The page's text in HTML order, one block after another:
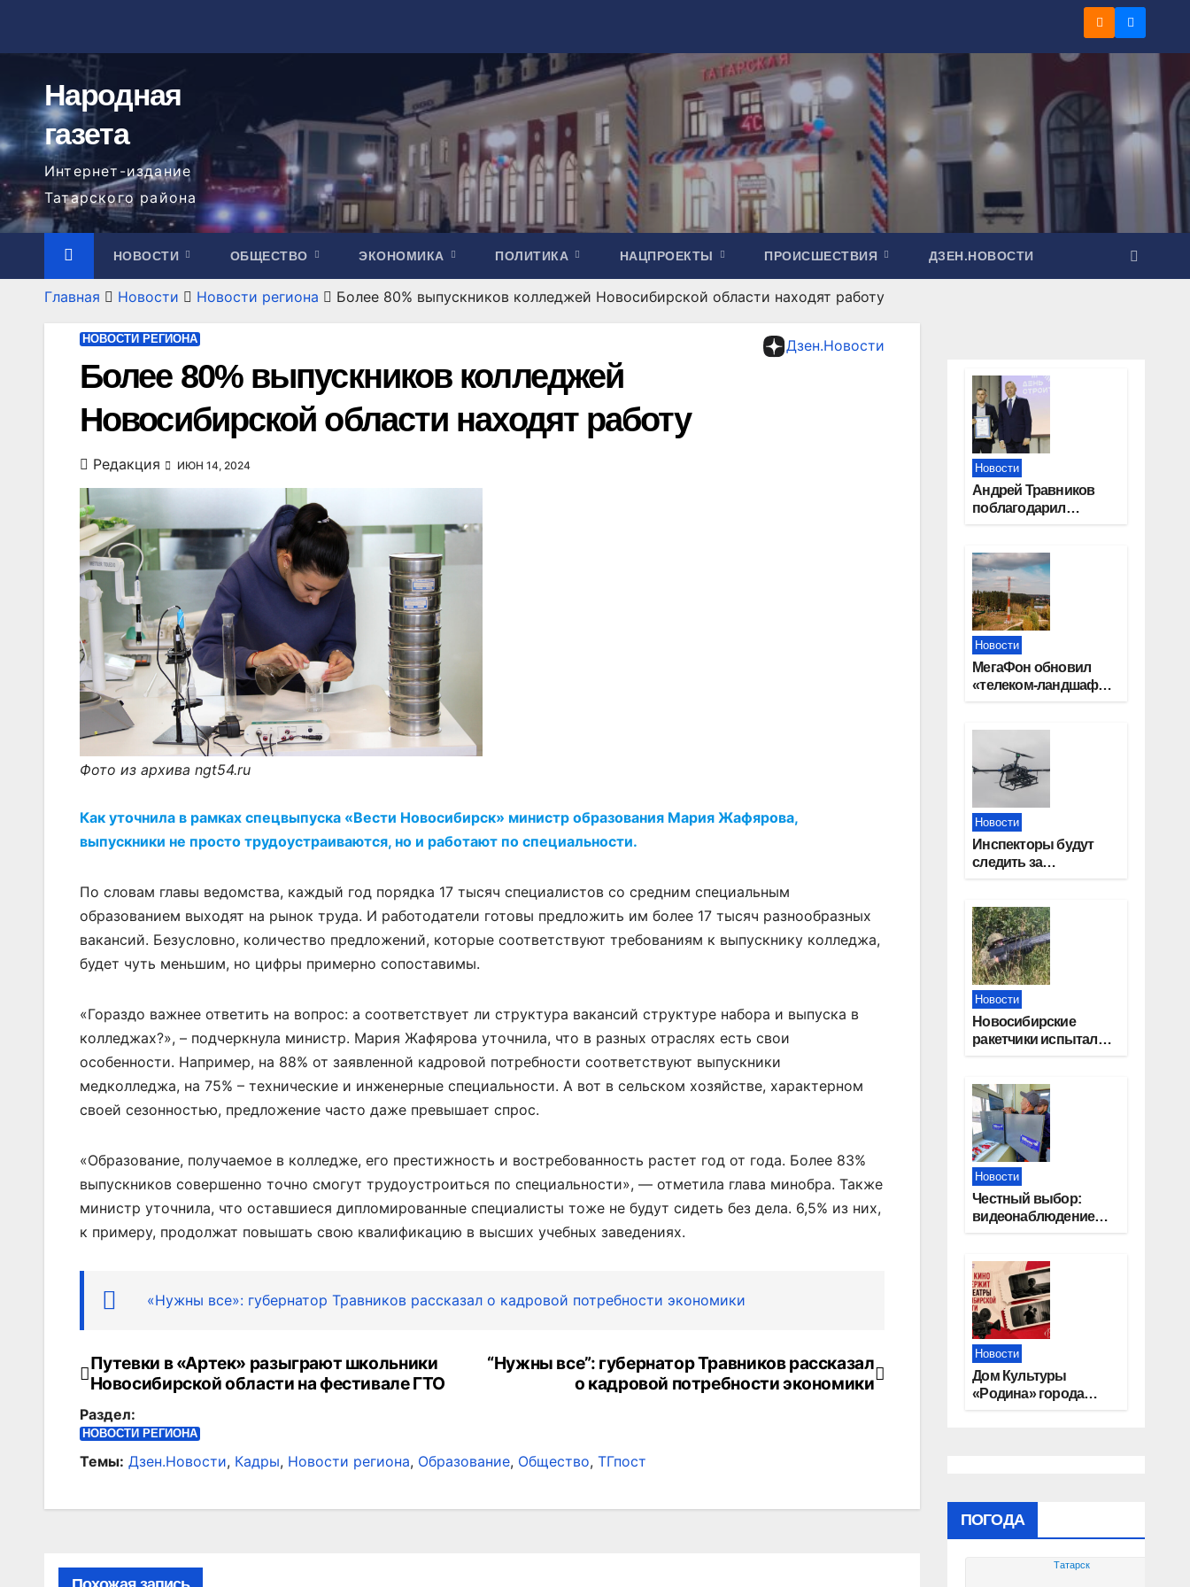
содержимому
Народная
газета
Интернет-издание
Татарского района
НОВОСТИ ОБЩЕСТВО ЭКОНОМИКА ПОЛИТИКА НАЦПРОЕКТЫ ПРОИСШЕСТВИЯ ДЗЕН.НОВОСТИ
Главная Новости Новости региона Более 80% выпускников колледжей Новосибирской области находят работу
Дзен.Новости
НОВОСТИ РЕГИОНА
Более 80% выпускников колледжей
Новосибирской области находят работу
Редакция ИЮН 14, 2024
Фото из архива ngt54.ru
Как уточнила в рамках спецвыпуска «Вести Новосибирск» министр образования Мария Жафярова,
выпускники не просто трудоустраиваются, но и работают по специальности.
По словам главы ведомства, каждый год порядка 17 тысяч специалистов со средним специальным
образованием выходят на рынок труда. И работодатели готовы предложить им более 17 тысяч разнообразных
вакансий. Безусловно, количество предложений, которые соответствуют требованиям к выпускнику колледжа,
будет чуть меньшим, но цифры примерно сопоставимы.
«Гораздо важнее ответить на вопрос: а соответствует ли структура вакансий структуре набора и выпуска в
колледжах?», – подчеркнула министр. Мария Жафярова уточнила, что в разных отраслях есть свои
особенности. Например, на 88% от заявленной кадровой потребности соответствуют выпускники
медколледжа, на 75% – технические и инженерные специальности. А вот в сельском хозяйстве, характерном
своей сезонностью, предложение часто даже превышает спрос.
«Образование, получаемое в колледже, его престижность и востребованность растет год от года. Более 83%
выпускников совершенно точно смогут трудоустроиться по специальности», — отметила глава минобра. Также
министр уточнила, что оставшиеся дипломированные специалисты тоже не будут сидеть без дела. 6,5% из них,
к примеру, продолжат повышать свою квалификацию в высших учебных заведениях.
«Нужны все»: губернатор Травников рассказал о кадровой потребности экономики
Навигация
по
записям
“Нужны все”: губернатор Травников рассказал
о кадровой потребности экономики
Путевки в «Артек» разыграют школьники
Новосибирской области на фестивале ГТО
Раздел:
НОВОСТИ РЕГИОНА
Темы: Дзен.Новости, Кадры, Новости региона, Образование, Общество, ТГпост
Новости
Андрей Травников
поблагодарил
в развитие региона
Новости
МегаФон обновил
«телеком-ландшафт»
Новости
Инспекторы будут
следить за
Новосибирской
области
Новости
Новосибирские
ракетчики испытали
Новости
Честный выбор:
видеонаблюдение
результатов ЕДГ в
Новосибирской
области
Новости
Дом Культуры
«Родина» города
ПОГОДА
Татарск